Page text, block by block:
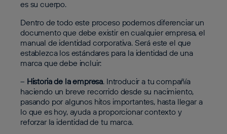
es su cuerpo.
Dentro de todo este proceso podemos diferenciar un
documento que debe existir en cualquier empresa, el
manual de identidad corporativa. Será este el que
establezca los estándares para la identidad de una
marca que debe incluir:
– Historia de la empresa. Introducir a tu compañía
haciendo un breve recorrido desde su nacimiento,
pasando por algunos hitos importantes, hasta llegar a
lo que es hoy, ayuda a proporcionar contexto y
reforzar la identidad de tu marca.